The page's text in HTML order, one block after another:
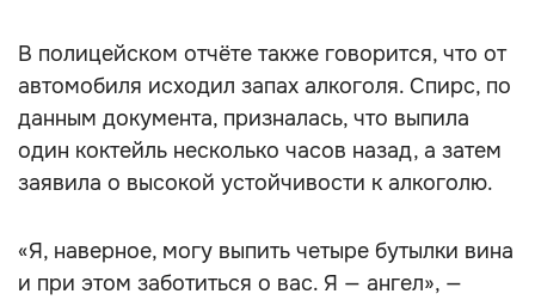
В полицейском отчёте также говорится, что от
автомобиля исходил запах алкоголя. Спирс, по
данным документа, призналась, что выпила
один коктейль несколько часов назад, а затем
заявила о высокой устойчивости к алкоголю.
«Я, наверное, могу выпить четыре бутылки вина
и при этом заботиться о вас. Я — ангел», —